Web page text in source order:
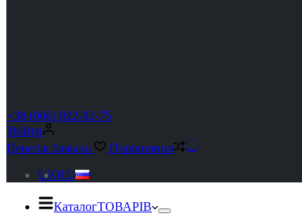
+38 (066) 022-82-75
Увійти
Перелік бажань
Порівняння
UKRU
КаталогТОВАРІВ